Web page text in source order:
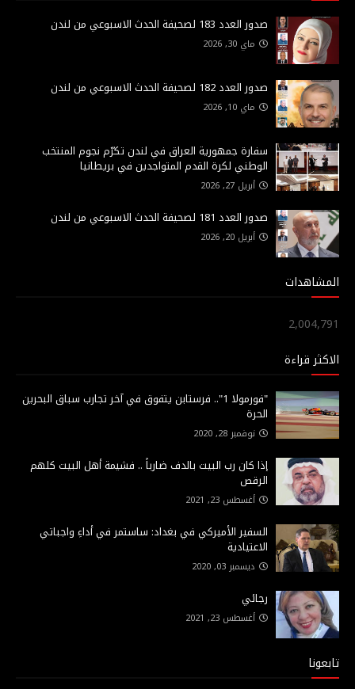
صدور العدد 183 لصحيفة الحدث الاسبوعي من لندن
ماي 30, 2026
صدور العدد 182 لصحيفة الحدث الاسبوعي من لندن
ماي 10, 2026
سفارة جمهورية العراق في لندن تكرّم نجوم المنتخب
الوطني لكرة القدم المتواجدين في بريطانيا
أبريل 27, 2026
صدور العدد 181 لصحيفة الحدث الاسبوعي من لندن
أبريل 20, 2026
المشاهدات
2,004,791
الاكثر قراءة
"فورمولا 1".. فرستابن يتفوق في آخر تجارب سباق البحرين
الحرة
نوفمبر 28, 2020
إذا كان رب البيت بالدف ضارباً .. فشيمة أهل البيت كلهم
الرقص
أغسطس 23, 2021
السفير الأميركي في بغداد: ساستمر في أداءِ واجباتي
الاعتيادية
ديسمبر 03, 2020
رجائي
أغسطس 23, 2021
تابعونا